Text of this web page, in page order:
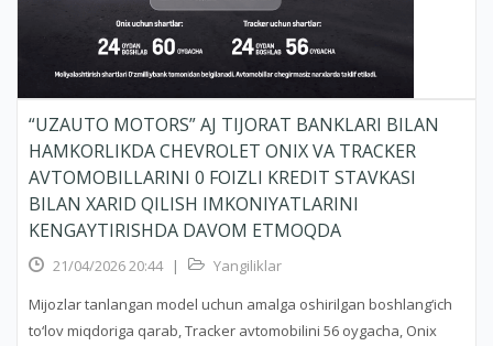
“UZAUTO MOTORS” AJ TIJORAT BANKLARI BILAN
HAMKORLIKDA CHEVROLET ONIX VA TRACKER
AVTOMOBILLARINI 0 FOIZLI KREDIT STAVKASI
BILAN XARID QILISH IMKONIYATLARINI
KENGAYTIRISHDA DAVOM ETMOQDA
21/04/2026 20:44 |
Yangiliklar
Mijozlar tanlangan model uchun amalga oshirilgan boshlang‘ich
to‘lov miqdoriga qarab, Tracker avtomobilini 56 oygacha, Onix